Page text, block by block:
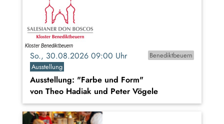
So., 30.08.2026 09:00 Uhr
Benediktbeuern
Ausstellung
Ausstellung: "Farbe und Form"
von Theo Hadiak und Peter Vögele